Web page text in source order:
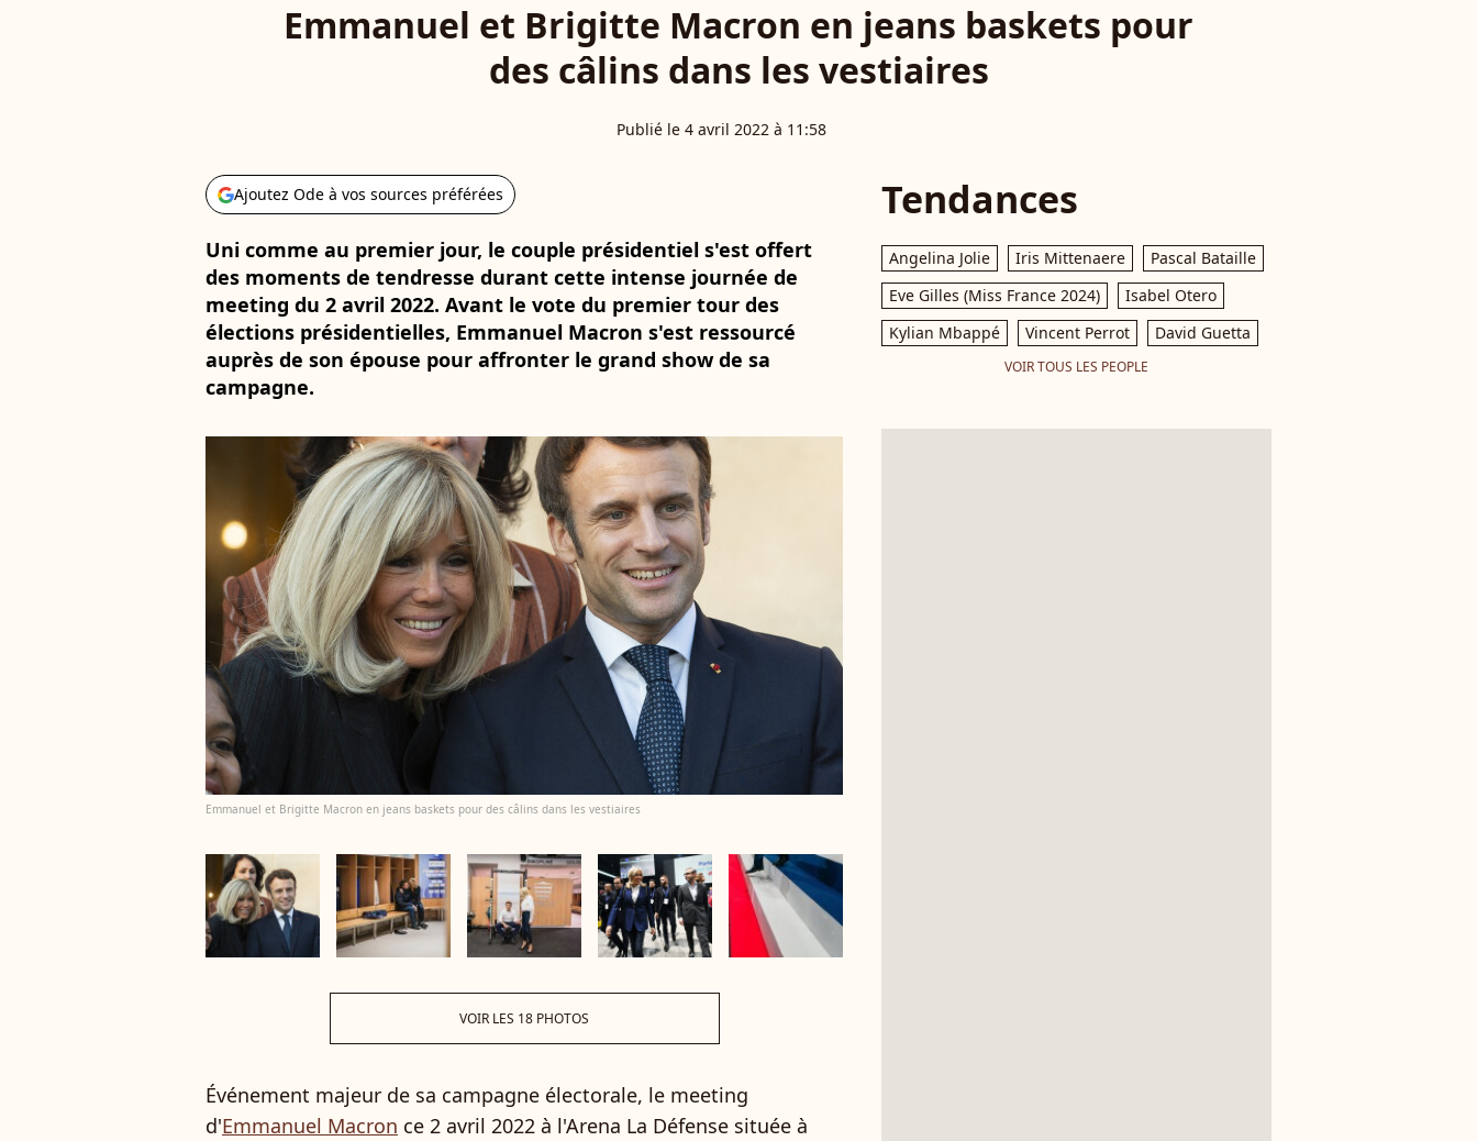
Emmanuel et Brigitte Macron en jeans baskets pour
des câlins dans les vestiaires
Publié le 4 avril 2022 à 11:58
Ajoutez Ode à vos sources préférées
Uni comme au premier jour, le couple présidentiel s'est offert
des moments de tendresse durant cette intense journée de
meeting du 2 avril 2022. Avant le vote du premier tour des
élections présidentielles, Emmanuel Macron s'est ressourcé
auprès de son épouse pour affronter le grand show de sa
campagne.
Emmanuel et Brigitte Macron en jeans baskets pour des câlins dans les vestiaires
VOIR LES 18 PHOTOS
Événement majeur de sa campagne électorale, le meeting
d'Emmanuel Macron ce 2 avril 2022 à l'Arena La Défense située à
Tendances
Angelina Jolie Iris Mittenaere
Pascal Bataille
Eve Gilles (Miss France 2024)
Isabel Otero
Kylian Mbappé
Vincent Perrot David Guetta
VOIR TOUS LES PEOPLE